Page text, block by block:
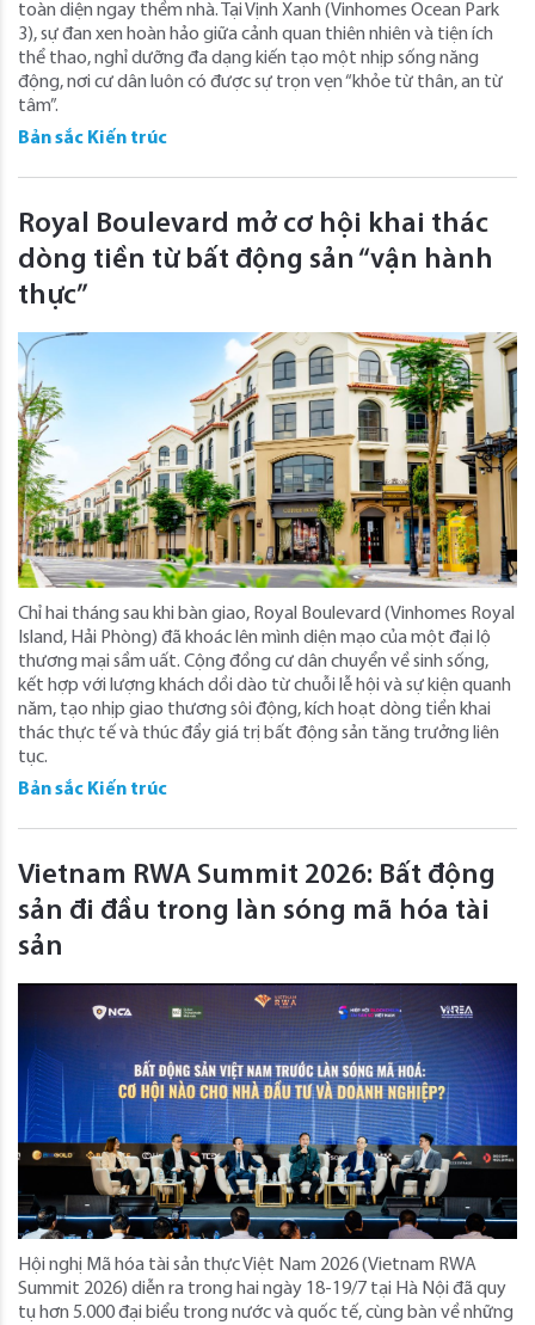
toàn diện ngay thềm nhà. Tại Vịnh Xanh (Vinhomes Ocean Park
3), sự đan xen hoàn hảo giữa cảnh quan thiên nhiên và tiện ích
thể thao, nghỉ dưỡng đa dạng kiến tạo một nhịp sống năng
động, nơi cư dân luôn có được sự trọn vẹn “khỏe từ thân, an từ
tâm”.
Bản sắc Kiến trúc
Royal Boulevard mở cơ hội khai thác
dòng tiền từ bất động sản “vận hành
thực”
Chỉ hai tháng sau khi bàn giao, Royal Boulevard (Vinhomes Royal
Island, Hải Phòng) đã khoác lên mình diện mạo của một đại lộ
thương mại sầm uất. Cộng đồng cư dân chuyển về sinh sống,
kết hợp với lượng khách dồi dào từ chuỗi lễ hội và sự kiện quanh
năm, tạo nhịp giao thương sôi động, kích hoạt dòng tiền khai
thác thực tế và thúc đẩy giá trị bất động sản tăng trưởng liên
tục.
Bản sắc Kiến trúc
Vietnam RWA Summit 2026: Bất động
sản đi đầu trong làn sóng mã hóa tài
sản
Hội nghị Mã hóa tài sản thực Việt Nam 2026 (Vietnam RWA
Summit 2026) diễn ra trong hai ngày 18-19/7 tại Hà Nội đã quy
tụ hơn 5.000 đại biểu trong nước và quốc tế, cùng bàn về những